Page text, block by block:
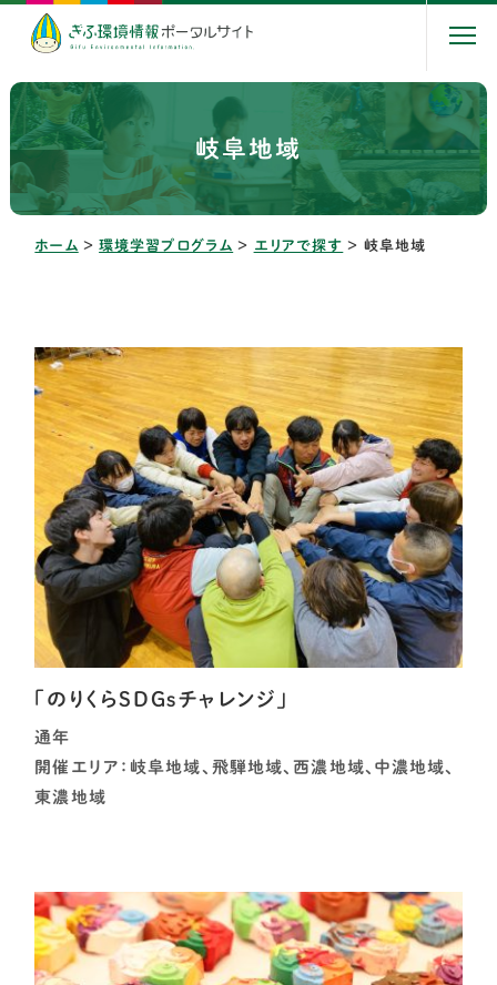
岐阜地域
ホーム ＞環境学習プログラム ＞ エリアで探す ＞ 岐阜地域
「のりくらSDGsチャレンジ」
通年
開催エリア：岐阜地域、飛騨地域、西濃地域、中濃地域、
東濃地域